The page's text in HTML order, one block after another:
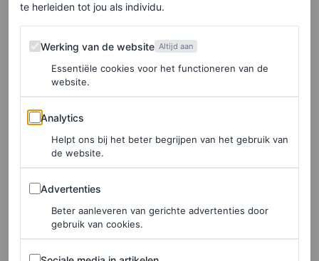
Health goth meets
legergeneraal
Hoe het er allemaal uitzag op de catwalk? Denk aan
bolvormige, glanzende trainingsjacks en -pakken met
drie strepen. Ook spotten we nauwsluitende sweaters met
lange trekkoorden, gecombineerd met architectonische,
open blazers. Uiteraard allemaal in zwart en wit. De
joggingpakken met de bekende strepen van adidas waren
vervaardigd uit technisch jersey van polykatoen.
Sommige ontwerpen kregen ook een Rick Owens-twist,
te herleiden tot jou als individu.
Werking van de website
Werking van de website Altijd aan
Essentiële cookies voor het functioneren van de
website.
Analytics
Analytics
Helpt ons bij het beter begrijpen van het gebruik van
de website.
Advertenties
Advertenties
Beter aanleveren van gerichte advertenties door
gebruik van cookies.
Sociale media in artikelen